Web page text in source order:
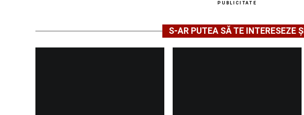
PUBLICITATE
S-AR PUTEA SĂ TE INTERESEZE ȘI